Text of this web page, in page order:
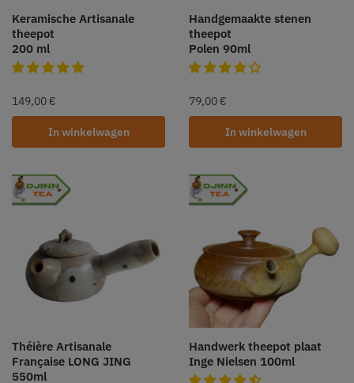
Keramische Artisanale
theepot
200 ml
149,00 €
In winkelwagen
Handgemaakte stenen
theepot
Polen 90ml
79,00 €
In winkelwagen
Théière Artisanale
Française LONG JING
550ml
Handwerk theepot plaat
Inge Nielsen 100ml